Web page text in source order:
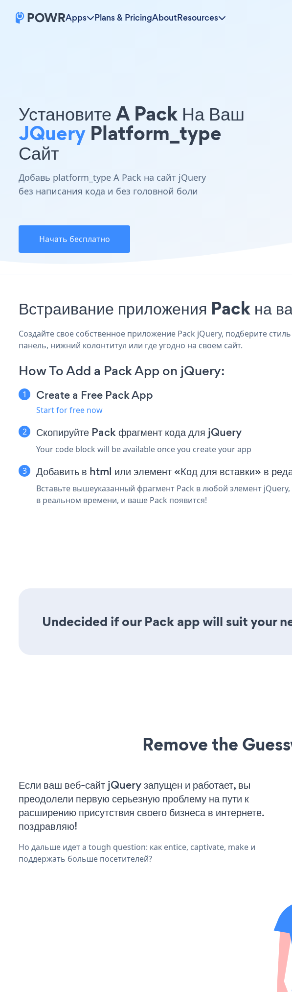
Apps Plans & PricingAboutResources
Установите A Pack На Ваш
JQuery Platform_type
Сайт
Добавь platform_type A Pack на сайт jQuery
без написания кода и без головной боли
Начать бесплатно
Встраивание приложения Pack на
Создайте свое собственное приложение Pack jQuery, подберите
панель, нижний колонтитул или где угодно на своем сайт.
How To Add a Pack App on jQuery:
Create a Free Pack App
Start for free now
Скопируйте Pack фрагмент кода для jQuery
Your code block will be available once you create your app
Добавить в html или элемент «Код для вставки» в
Вставьте вышеуказанный фрагмент Pack в любой элемент
в реальном времени, и ваше Pack появится!
Undecided if our Pack app will suit your
Remove the
Если ваш веб-сайт jQuery запущен и работает, вы
преодолели первую серьезную проблему на пути к
расширению присутствия своего бизнеса в интернете.
поздравляю!
Но дальше идет a tough question: как entice, captivate, make и
поддержать больше посетителей?